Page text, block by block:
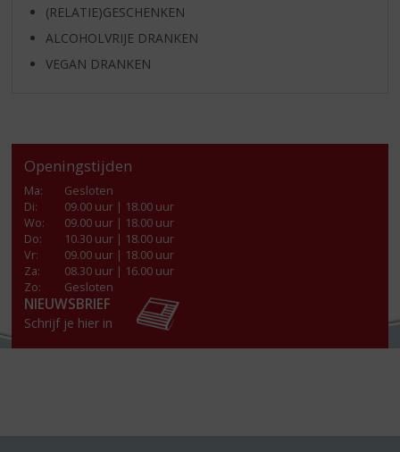
(RELATIE)GESCHENKEN
ALCOHOLVRIJE DRANKEN
VEGAN DRANKEN
Openingstijden
Ma:
Gesloten
Di:
09.00 uur | 18.00 uur
Wo:
09.00 uur | 18.00 uur
Do:
10.30 uur | 18.00 uur
Vr:
09.00 uur | 18.00 uur
Za:
08.30 uur | 16.00 uur
Zo:
Gesloten
NIEUWSBRIEF
Schrijf je hier in